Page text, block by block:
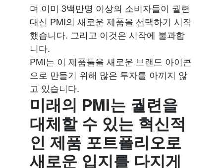
며 이미 3백만명 이상의 소비자들이 궐련
대신 PMI의 새로운 제품을 선택하기 시작
했습니다. 그리고 이것은 시작에 불과합
니다.
PMI는 이 제품들을 새로운 브랜드 아이콘
으로 만들기 위해 많은 투자를 아끼지 않
고 있습니다.
미래의 PMI는 궐련을
대체할 수 있는 혁신적
인 제품 포트폴리오로
새로운 입지를 다지게